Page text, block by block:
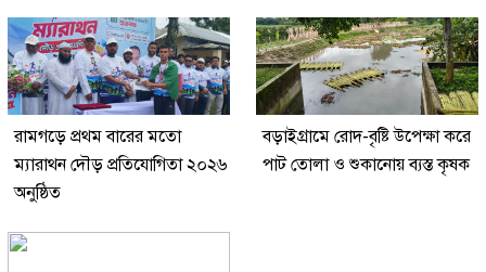
রামগড়ে প্রথম বারের মতো
ম্যারাথন দৌড় প্রতিযোগিতা ২০২৬
অনুষ্ঠিত
বড়াইগ্রামে রোদ-বৃষ্টি উপেক্ষা করে
পাট তোলা ও শুকানোয় ব্যস্ত কৃষক